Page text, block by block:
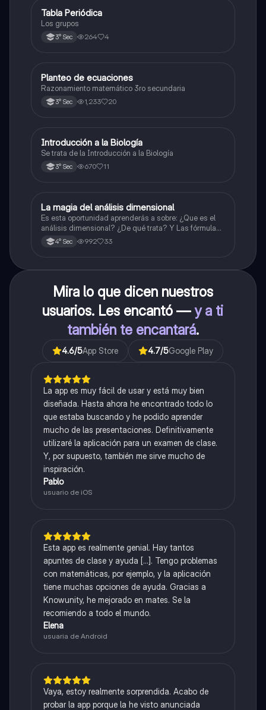
Química
Tabla Periódica
Los grupos
3° Sec 264 4
Matemáticas
Planteo de ecuaciones
Razonamiento matemático 3ro secundaria
3° Sec 1,233 20
Biología
Introducción a la Biología
Se trata de la Introducción a la Biología
3° Sec 670 11
Física
La magia del análisis dimensional
Es esta oportunidad aprenderás a sobre: ¿Que es el
análisis dimensional? ¿De qué trata? Y Las fórmulas
de las magnitudes fundamentales y derivadas.
4° Sec 992 33
Mira lo que dicen nuestros
usuarios. Les encantó —y a ti
también te encantará.
4.6/5App Store 4.7/5Google Play
La app es muy fácil de usar y está muy bien
diseñada. Hasta ahora he encontrado todo lo
que estaba buscando y he podido aprender
mucho de las presentaciones. Definitivamente
utilizaré la aplicación para un examen de clase.
Y, por supuesto, también me sirve mucho de
inspiración.
Pablo
usuario de iOS
Esta app es realmente genial. Hay tantos
apuntes de clase y ayuda [...]. Tengo problemas
con matemáticas, por ejemplo, y la aplicación
tiene muchas opciones de ayuda. Gracias a
Knowunity, he mejorado en mates. Se la
recomiendo a todo el mundo.
Elena
usuaria de Android
Vaya, estoy realmente sorprendida. Acabo de
probar la app porque la he visto anunciada